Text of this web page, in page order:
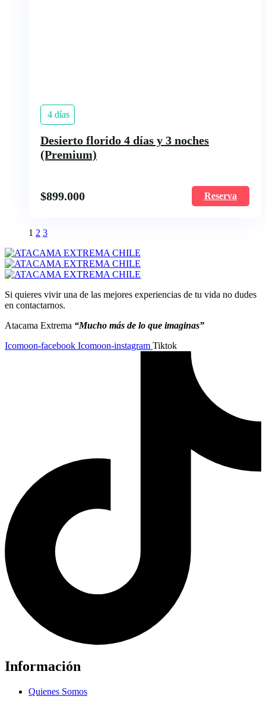
4 días
Desierto florido 4 días y 3 noches
(Premium)
$899.000 Reserva
1 2 3
Si quieres vivir una de las mejores experiencias de tu vida no dudes
en contactarnos.
Atacama Extrema “Mucho más de lo que imaginas”
Icomoon-facebook Icomoon-instagram Tiktok
Información
Quienes Somos